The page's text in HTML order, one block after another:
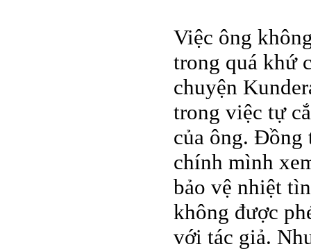
Việc ông
trong quá khứ
chuyện
trong việc tự
của ông. Đồng
chính mình
bảo vệ nhiệt
không được
với tác giả.